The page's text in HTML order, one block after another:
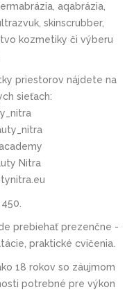
aqabrázia,
skinscrubber,
kozmetiky či výberu
priestorov nájdete na
sieťach:
Nitra
prebiehať prezenčne -
praktické cvičenia.
18 rokov so záujmom
potrebné pre výkon